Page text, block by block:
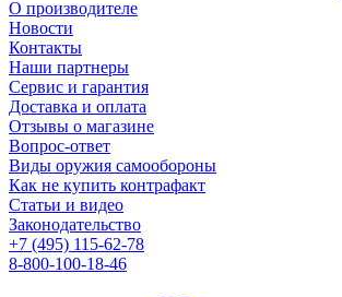
О производителе
Новости
Контакты
Наши партнеры
Сервис и гарантия
Доставка и оплата
Отзывы о магазине
Вопрос-ответ
Виды оружия самообороны
Как не купить контрафакт
Статьи и видео
Законодательство
+7 (495) 115-62-78
8-800-100-18-46